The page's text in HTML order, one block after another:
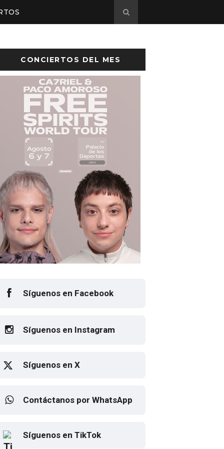
el cartel de Flow Fest 2026
CONCIERTOS DEL MES
Síguenos en Facebook
Síguenos en Instagram
Síguenos en X
Contáctanos por WhatsApp
Síguenos en TikTok
Elton John regresa a CDMX
para despedirse en el Estadio